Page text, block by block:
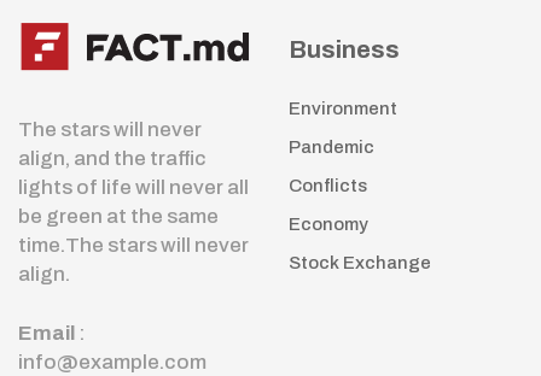
The stars will never
align, and the traffic
lights of life will never all
be green at the same
time.The stars will never
align.
Email :
info@example.com
Business
Environment
Pandemic
Conflicts
Economy
Stock Exchange